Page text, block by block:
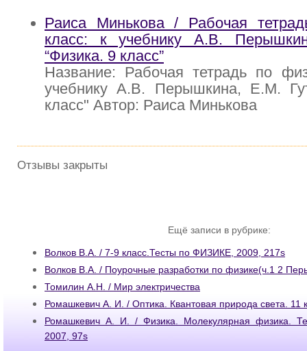
Раиса Минькова / Рабочая
класс: к учебнику А.В.
“Физика. 9 класс”
Название: Рабочая тетрадь по
учебнику А.В. Перышкина, Е.М.
класс" Автор: Раиса Минькова
Отзывы закрыты
Ещё записи в рубрике:
Волков В.А. / 7-9 класс.Тесты по ФИЗИКЕ, 2009, 217s
Волков В.А. / Поурочные разработки по физике(ч.1 2
Томилин А.Н. / Мир электричества
Ромашкевич А. И. / Оптика. Квантовая природа света. 11
Ромашкевич А. И. / Физика. Молекулярная физика.
2007, 97s